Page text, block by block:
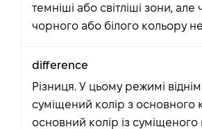
темніші або світліші зони, але
чорного або білого кольору
difference
Різниця. У цьому режимі
суміщений колір з основного
основний колір із суміщеного